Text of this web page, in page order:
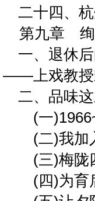
二十四、杭
第九章 绚
一、退休后
——上戏教授
二、品味这
(一
(二)我加
(三)梅陇
(四)为育